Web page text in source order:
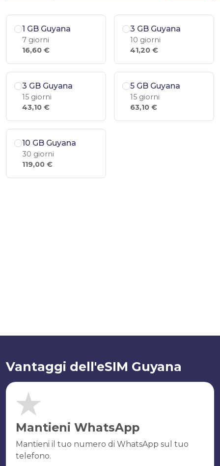
1 GB Guyana
7 giorni
16,60 €
3 GB Guyana
10 giorni
41,20 €
3 GB Guyana
15 giorni
43,10 €
5 GB Guyana
15 giorni
63,10 €
10 GB Guyana
30 giorni
119,00 €
Vantaggi dell'eSIM Guyana
Mantieni WhatsApp
Mantieni il tuo numero di WhatsApp sul tuo
telefono.